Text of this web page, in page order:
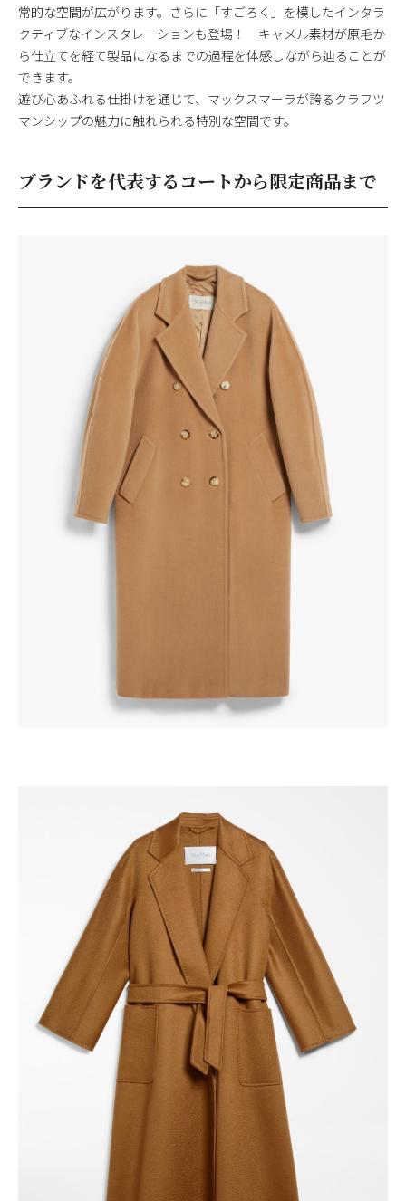
常的な空間が広がります。さらに「すごろく」を模したインタラ
クティブなインスタレーションも登場！ キャメル素材が原毛か
ら仕立てを経て製品になるまでの過程を体感しながら辿ることが
できます。
遊び心あふれる仕掛けを通じて、マックスマーラが誇るクラフツ
マンシップの魅力に触れられる特別な空間です。
ブランドを代表するコートから限定商品まで